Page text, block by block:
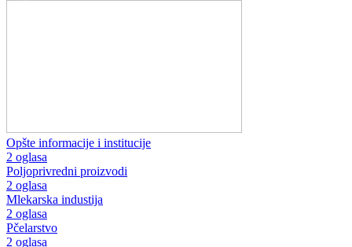
Opšte informacije i institucije
2 oglasa
Poljoprivredni proizvodi
2 oglasa
Mlekarska industija
2 oglasa
Pčelarstvo
2 oglasa